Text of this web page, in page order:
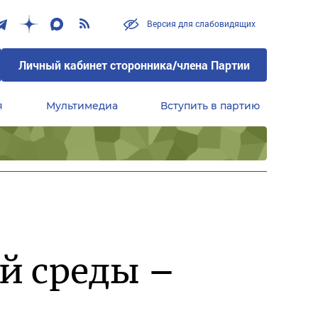
Версия для слабовидящих
Личный кабинет сторонника/члена Партии
Мультимедиа Вступить в партию
среды –